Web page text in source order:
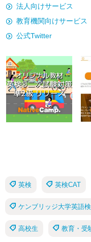
法人向けサービス
教育機関向けサービス
公式Twitter
英検 英検CAT
ケンブリッジ大学英語
高校生 教育・受